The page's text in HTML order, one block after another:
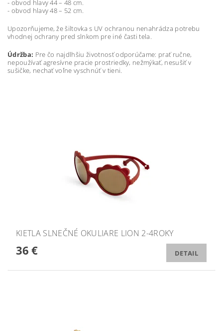
- obvod hlavy 44 – 48 cm.
- obvod hlavy 48 – 52 cm.
Upozorňujeme, že šiltovka s UV ochranou nenahrádza potrebu
vhodnej ochrany pred slnkom pre iné časti tela.
Údržba: Pre čo najdlhšiu životnosť odporúčame: prať ručne,
nepoužívať agresívne pracie prostriedky, nežmýkať, nesušiť v
sušičke, nechať voľne vyschnúť v tieni.
KIETLA SLNEČNÉ OKULIARE LION 2-4ROKY
36 € DETAIL